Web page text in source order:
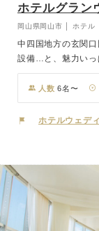
ホテルグラン
岡山県岡山市 │ ホテル
中四国地方の玄関
設備…と、魅力いっ
と白い大理石のヴ
幻想的なチャペル
ージンロードを歩
ーティまで豊富な
人数 6名〜
ホテルウェデ